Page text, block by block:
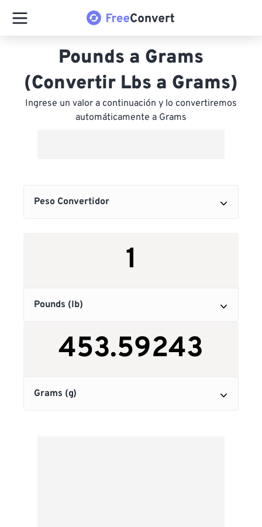
Pounds a Grams
(Convertir Lbs a Grams)
Ingrese un valor a continuación y lo convertiremos
automáticamente a Grams